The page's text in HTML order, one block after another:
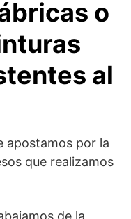
o
al
apostamos por la
que realizamos
de la